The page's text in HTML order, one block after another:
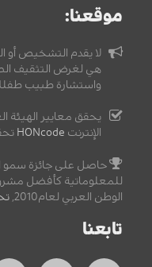
موقعنا:
لا يقدم التشخيص أو
هي لغرض التثقيف
واستشارة طبيب
يحقق معايير الهيئة
الإنترنت HONcode
حاصل على جائزة سمو
للمعلوماتية كأفضل
الوطن العربي لعام2010,
تابعنا